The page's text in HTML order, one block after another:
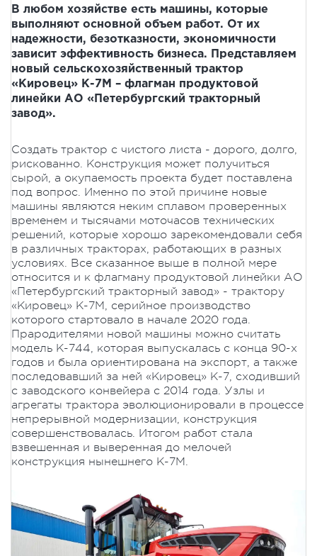
В любом хозяйстве есть машины, которые
выполняют основной объем работ. От их
надежности, безотказности, экономичности
зависит эффективность бизнеса. Представляем
новый сельскохозяйственный трактор
«Кировец» К-7М – флагман продуктовой
линейки АО «Петербургский тракторный
завод».
Создать трактор с чистого листа - дорого, долго,
рискованно. Конструкция может получиться
сырой, а окупаемость проекта будет поставлена
под вопрос. Именно по этой причине новые
машины являются неким сплавом проверенных
временем и тысячами моточасов технических
решений, которые хорошо зарекомендовали себя
в различных тракторах, работающих в разных
условиях. Все сказанное выше в полной мере
относится и к флагману продуктовой линейки АО
«Петербургский тракторный завод» - трактору
«Кировец» К-7М, серийное производство
которого стартовало в начале 2020 года.
Прародителями новой машины можно считать
модель К-744, которая выпускалась с конца 90-х
годов и была ориентирована на экспорт, а также
последовавший за ней «Кировец» К-7, сходивший
с заводского конвейера с 2014 года. Узлы и
агрегаты трактора эволюционировали в процессе
непрерывной модернизации, конструкция
совершенствовалась. Итогом работ стала
взвешенная и выверенная до мелочей
конструкция нынешнего К-7М.